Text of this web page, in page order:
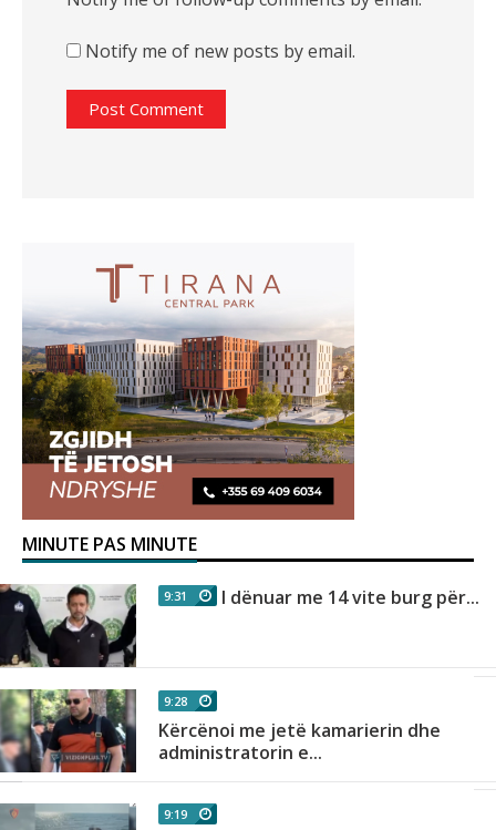
Notify me of new posts by email.
MINUTE PAS MINUTE
9:31 I dënuar me 14 vite burg për...
9:28
Kërcënoi me jetë kamarierin dhe
administratorin e...
9:19